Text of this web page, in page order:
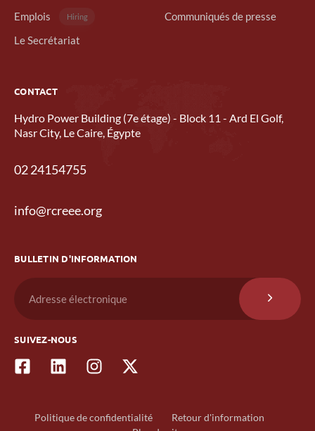
Emplois
Hiring
Le Secrétariat
Communiqués de presse
CONTACT
Hydro Power Building (7e étage) - Block 11 - Ard El Golf,
Nasr City, Le Caire, Égypte
02 24154755
info@rcreee.org
BULLETIN D'INFORMATION
SUIVEZ-NOUS
Politique de confidentialité
Retour d'information